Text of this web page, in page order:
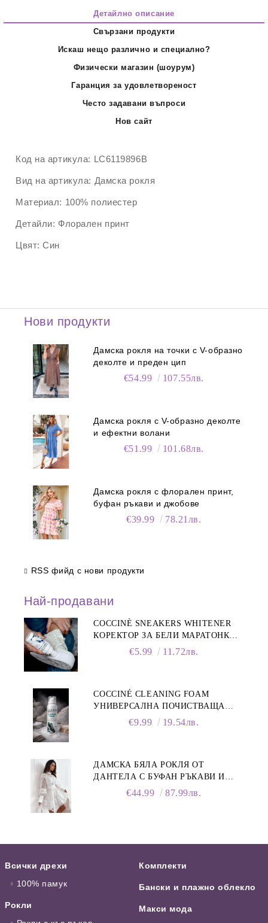
Детайлно описание
Свързани продукти
Искаш нещо различно и специално?
Физически магазин (шоурум)
Гаранция за удовлетвореност
Често задавани въпроси
Нов сайт
Код на артикула: LC6119896B
Вид на артикула: Дамска рокля
Материал: 100% полиестер
Детайли: Флорален принт
Цвят: Син
Нови продукти
Дамска рокля на точки с V-образно
деколте и преден цип
€54.99 107.55лв.
Дамска рокля с V-образно деколте
и ефектни волани
€51.99 101.68лв.
Дамска рокля с флорален принт,
буфан ръкави и джобове
€39.99 78.21лв.
RSS фийд с нови продукти
Най-продавани
COCCINÈ SNEAKERS WHITENER
КОРЕКТОР ЗА БЕЛИ МАРАТОНКИ,
€5.99 11.72лв.
COCCINÉ CLEANING FOAM
УНИВЕРСАЛНА ПОЧИСТВАЩА
ПЯНА ЗА ОБУВКИ, 150 МЛ
€9.99 19.54лв.
ДАМСКА БЯЛА РОКЛЯ ОТ
ДАНТЕЛА С БУФАН РЪКАВИ И
€44.99 87.99лв.
Всички дрехи
100% памук
Рокли
Комплекти
Бански и плажно облекло
Макси мода